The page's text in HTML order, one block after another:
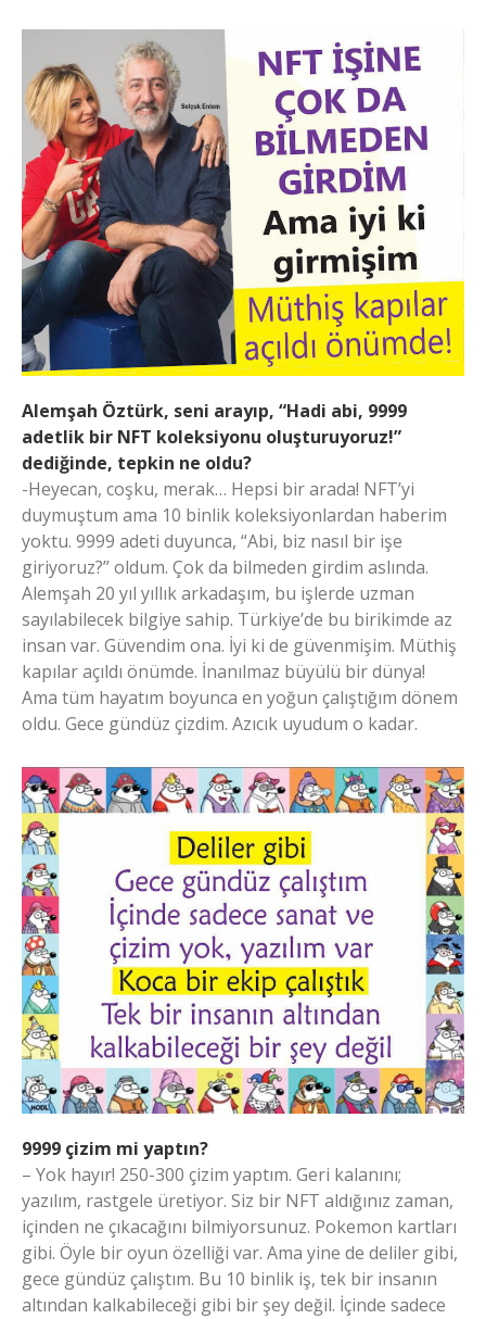
Alemşah Öztürk, seni arayıp, “Hadi abi, 9999
adetlik bir NFT koleksiyonu oluşturuyoruz!”
dediğinde, tepkin ne oldu?
-Heyecan, coşku, merak… Hepsi bir arada! NFT’yi
duymuştum ama 10 binlik koleksiyonlardan haberim
yoktu. 9999 adeti duyunca, “Abi, biz nasıl bir işe
giriyoruz?” oldum. Çok da bilmeden girdim aslında.
Alemşah 20 yıl yıllık arkadaşım, bu işlerde uzman
sayılabilecek bilgiye sahip. Türkiye’de bu birikimde az
insan var. Güvendim ona. İyi ki de güvenmişim. Müthiş
kapılar açıldı önümde. İnanılmaz büyülü bir dünya!
Ama tüm hayatım boyunca en yoğun çalıştığım dönem
oldu. Gece gündüz çizdim. Azıcık uyudum o kadar.
9999 çizim mi yaptın?
– Yok hayır! 250-300 çizim yaptım. Geri kalanını;
yazılım, rastgele üretiyor. Siz bir NFT aldığınız zaman,
içinden ne çıkacağını bilmiyorsunuz. Pokemon kartları
gibi. Öyle bir oyun özelliği var. Ama yine de deliler gibi,
gece gündüz çalıştım. Bu 10 binlik iş, tek bir insanın
altından kalkabileceği gibi bir şey değil. İçinde sadece